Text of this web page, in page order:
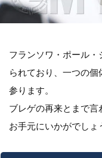
フランソワ・ポール
られており、一つの
参ります。
ブレゲの再来とまで言
お手元にいかがでしょ